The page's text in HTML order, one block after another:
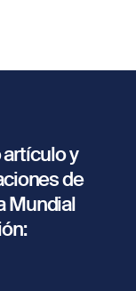
y
de
Mundial